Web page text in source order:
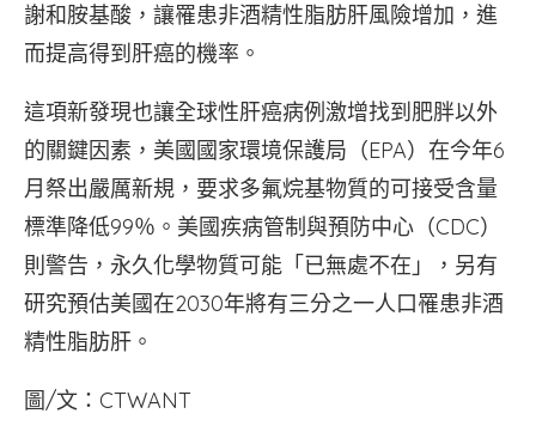
謝和胺基酸，讓罹患非酒精性脂肪肝風險增加，進
而提高得到肝癌的機率。
這項新發現也讓全球性肝癌病例激增找到肥胖以外
的關鍵因素，美國國家環境保護局（EPA）在今年6
月祭出嚴厲新規，要求多氟烷基物質的可接受含量
標準降低99％。美國疾病管制與預防中心（CDC）
則警告，永久化學物質可能「已無處不在」，另有
研究預估美國在2030年將有三分之一人口罹患非酒
精性脂肪肝。
圖/文：CTWANT